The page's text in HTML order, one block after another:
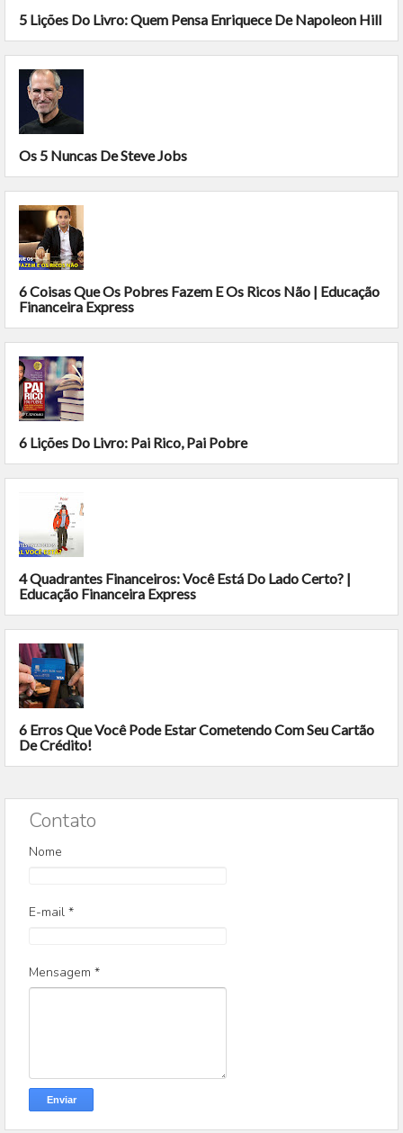
5 Lições Do Livro: Quem Pensa Enriquece De Napoleon Hill
Os 5 Nuncas De Steve Jobs
6 Coisas Que Os Pobres Fazem E Os Ricos Não | Educação
Financeira Express
6 Lições Do Livro: Pai Rico, Pai Pobre
4 Quadrantes Financeiros: Você Está Do Lado Certo? |
Educação Financeira Express
6 Erros Que Você Pode Estar Cometendo Com Seu Cartão
De Crédito!
Contato
Nome
E-mail *
Mensagem *